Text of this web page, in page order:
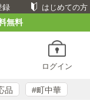
録 はじめての方
無料
ログイン
品 #町中華